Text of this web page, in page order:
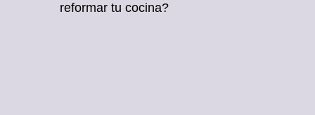
reformar tu cocina?